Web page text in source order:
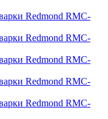
Redmond RMC-
Redmond RMC-
Redmond RMC-
Redmond RMC-
Redmond RMC-